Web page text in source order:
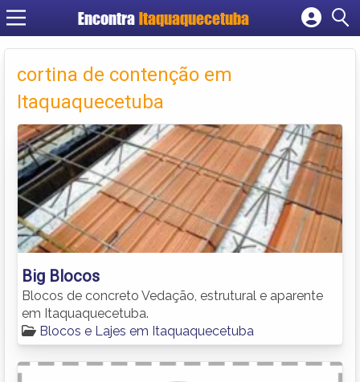
Encontra Itaquaquecetuba
Cadastrar empresa
Fazer login
Criar conta
cortina de contenção em
Itaquaquecetuba
Big Blocos
Blocos de concreto Vedação, estrutural e aparente
em Itaquaquecetuba.
Blocos e Lajes em Itaquaquecetuba